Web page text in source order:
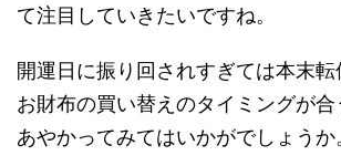
て注目していきたいですね。
開運日に振り回されすぎては本末転
お財布の買い替えのタイミングが合
あやかってみてはいかがでしょうか